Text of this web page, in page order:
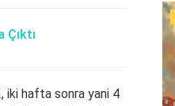
iki hafta sonra yani 4